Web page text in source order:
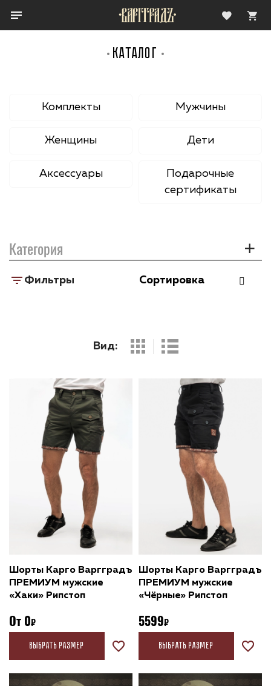
КАТАЛОГ
Комплекты Мужчины
Женщины Дети
Аксессуары
Подарочные
сертификаты
Шорты Карго Варгградъ
ПРЕМИУМ мужские
«Хаки» Рипстоп
От 0
Выбрать размер
Шорты Карго Варгградъ
ПРЕМИУМ мужские
«Чёрные» Рипстоп
5599
Выбрать размер
Категория
Фильтры